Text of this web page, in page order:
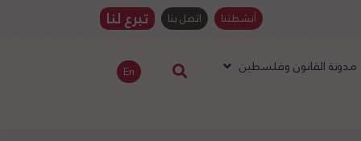
أنشطتنا اتصل بنا تبرع لنا
مدونة القانون وفلسطين En